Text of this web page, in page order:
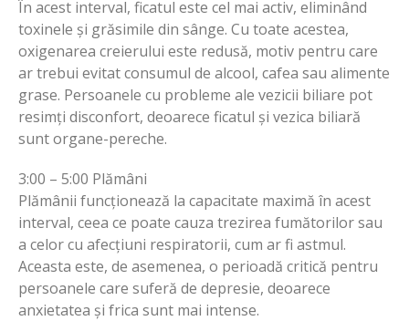
În acest interval, ficatul este cel mai activ, eliminând
toxinele și grăsimile din sânge. Cu toate acestea,
oxigenarea creierului este redusă, motiv pentru care
ar trebui evitat consumul de alcool, cafea sau alimente
grase. Persoanele cu probleme ale vezicii biliare pot
resimți disconfort, deoarece ficatul și vezica biliară
sunt organe-pereche.
3:00 – 5:00 Plămâni
Plămânii funcționează la capacitate maximă în acest
interval, ceea ce poate cauza trezirea fumătorilor sau
a celor cu afecțiuni respiratorii, cum ar fi astmul.
Aceasta este, de asemenea, o perioadă critică pentru
persoanele care suferă de depresie, deoarece
anxietatea și frica sunt mai intense.